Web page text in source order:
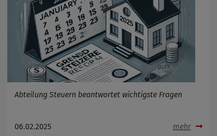
Abteilung Steuern beantwortet wichtigste Fragen
06.02.2025 mehr